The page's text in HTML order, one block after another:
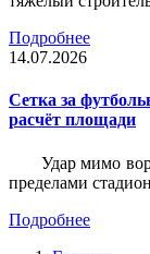
Подробнее
14.07.2026
Сетка за
расчёт площади
Удар мимо
пределами
Подробнее